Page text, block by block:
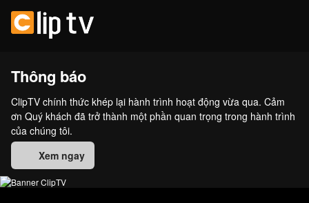
Thông báo
ClipTV chính thức khép lại hành trình hoạt động vừa qua. Cảm
ơn Quý khách đã trở thành một phần quan trọng trong hành trình
của chúng tôi.
Xem ngay